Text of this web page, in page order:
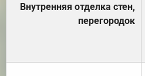
Внутренняя отделка стен,
перегородок